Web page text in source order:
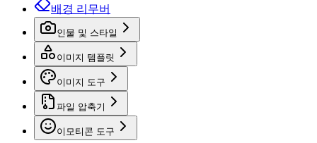
배경 리무버
인물 및 스타일
이미지 템플릿
이미지 도구
파일 압축기
이모티콘 도구